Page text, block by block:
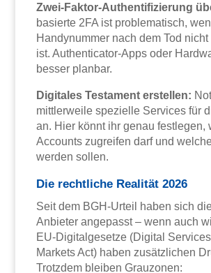
Zwei-Faktor-Authentifizierung
basierte 2FA ist problematisch,
Handynummer nach dem Tod
ist. Authenticator-Apps oder
besser planbar.
Digitales Testament erstellen:
mittlerweile spezielle Services für
an. Hier könnt ihr genau festlegen,
Accounts zugreifen darf und
werden sollen.
Die rechtliche Realität 2026
Seit dem BGH-Urteil haben sich
Anbieter angepasst – wenn auch
EU-Digitalgesetze (Digital
Markets Act) haben zusätzlichen
Trotzdem bleiben Grauzonen: